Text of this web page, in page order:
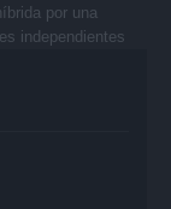
por una
independientes